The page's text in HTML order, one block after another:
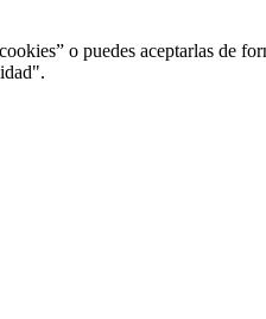
o puedes aceptarlas de